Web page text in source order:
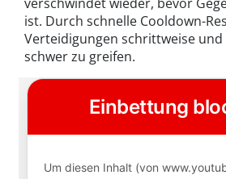
ist. Durch schnelle Cooldown-
Verteidigungen schrittweise
schwer zu greifen.